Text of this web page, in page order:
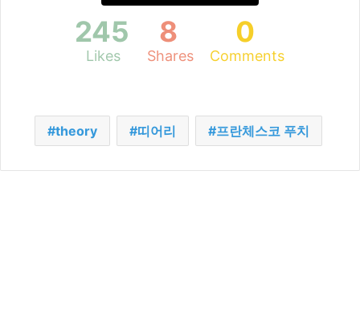
245
Likes
8
Shares
0
Comments
theory 띠어리 프란체스코 푸치